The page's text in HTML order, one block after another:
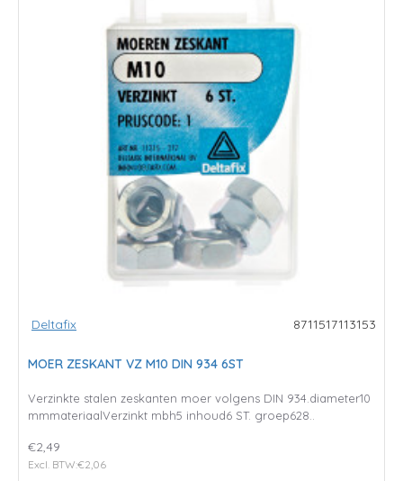
Deltafix 8711517113153
MOER ZESKANT VZ M10 DIN 934 6ST
Verzinkte stalen zeskanten moer volgens DIN 934.diameter10
mmmateriaalVerzinkt mbh5 inhoud6 ST. groep628..
€2,49
Excl. BTW:€2,06